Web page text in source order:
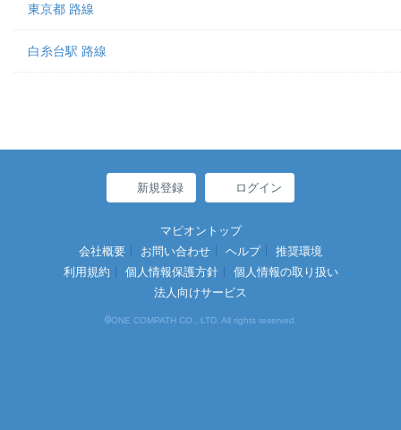
東京都 路線
白糸台駅 路線
新規登録 ログイン
マピオントップ
会社概要
お問い合わせ ヘルプ
推奨環境
利用規約
個人情報保護方針
個人情報の取り扱い
法人向けサービス
©ONE COMPATH CO., LTD. All rights reserved.